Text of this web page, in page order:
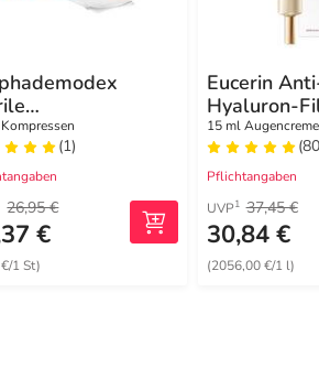
(1)
26,95 €
€
1 St)
Eucerin
Hyaluron-
Elasticity
15 ml Augencreme
Pflichtangaben
UVP1 37,45 €
30,84 €
(2056,00 €/1 l)